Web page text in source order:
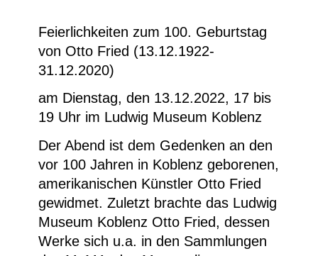
Feierlichkeiten zum 100. Geburtstag
von Otto Fried (13.12.1922-
31.12.2020)
am Dienstag, den 13.12.2022, 17 bis
19 Uhr im Ludwig Museum Koblenz
Der Abend ist dem Gedenken an den
vor 100 Jahren in Koblenz geborenen,
amerikanischen Künstler Otto Fried
gewidmet. Zuletzt brachte das Ludwig
Museum Koblenz Otto Fried, dessen
Werke sich u.a. in den Sammlungen